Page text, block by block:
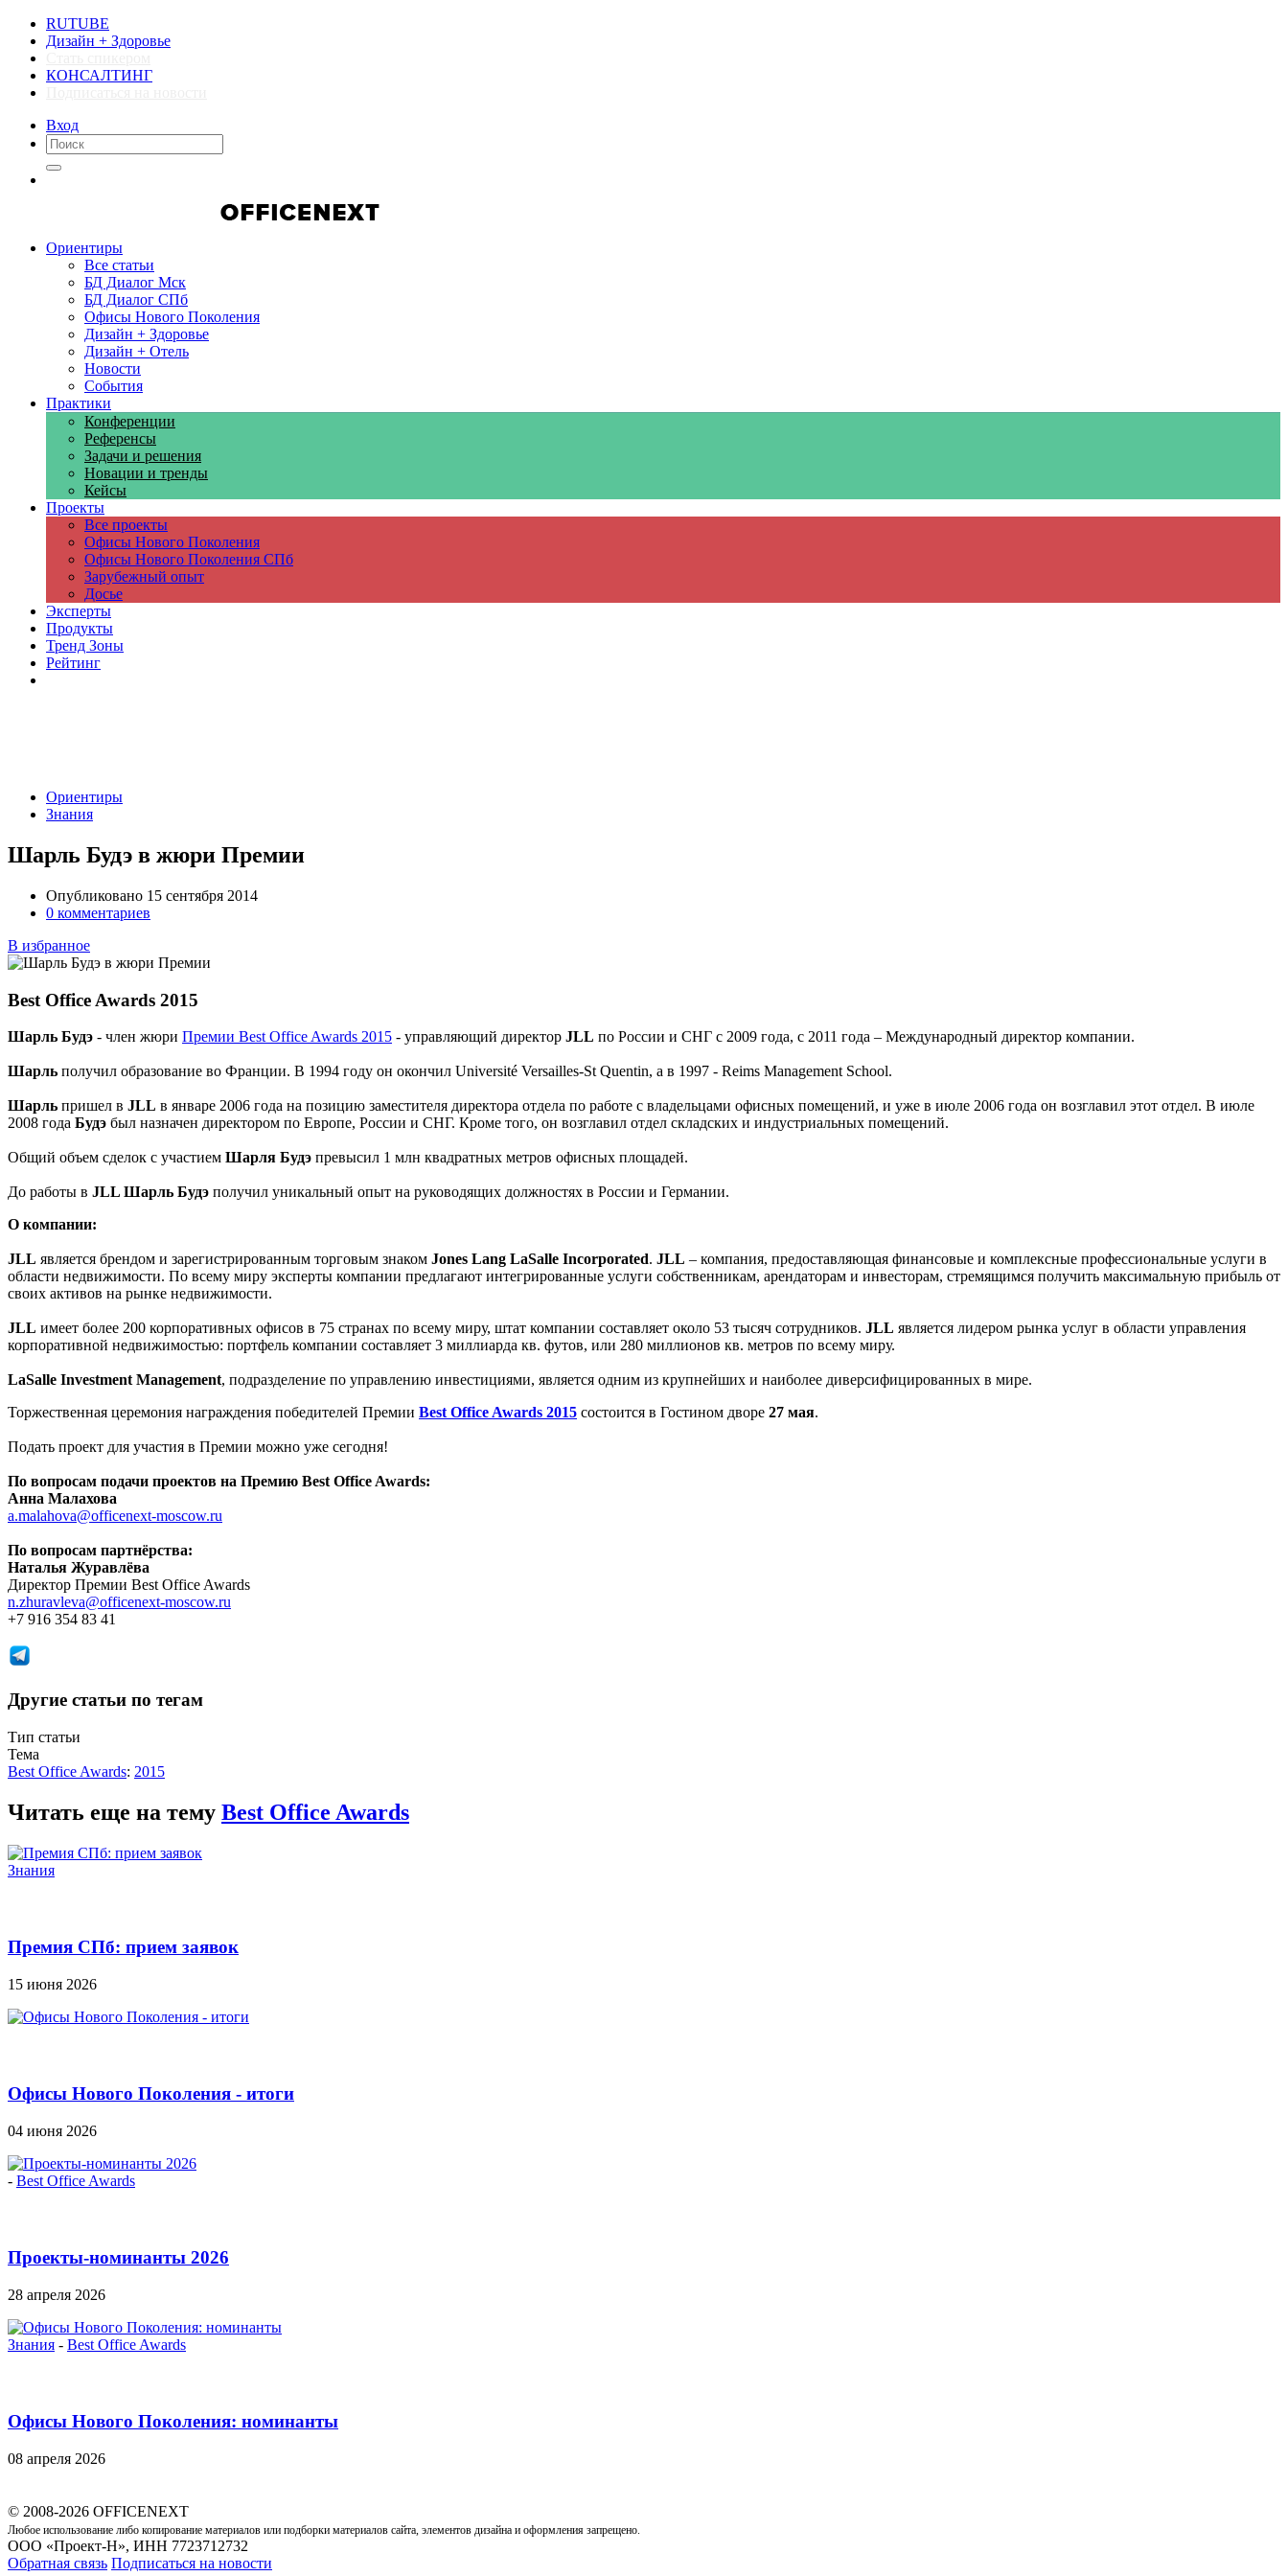
RUTUBE
Дизайн + Здоровье
КОНСАЛТИНГ
Вход
Ориентиры
Все статьи
БД Диалог Мск
БД Диалог СПб
Офисы Нового Поколения
Дизайн + Здоровье
Дизайн + Отель
Новости
События
Практики
Конференции
Референсы
Задачи и решения
Новации и тренды
Кейсы
Проекты
Все проекты
Офисы Нового Поколения
Офисы Нового Поколения СПб
Зарубежный опыт
Досье
Эксперты
Продукты
Тренд Зоны
Рейтинг
Ориентиры
Знания
Шарль Будэ в жюри Премии
Опубликовано 15 сентября 2014
0 комментариев
В избранное
Best Office Awards 2015
Шарль Будэ - член жюри Премии Best Office Awards 2015 - управляющий директор JLL по России и СНГ с 2009 года, с 2011 года – Международный директор компании.
Шарль получил образование во Франции. В 1994 году он окончил Université Versailles-St Quentin, а в 1997 - Reims Management School.
Шарль пришел в JLL в январе 2006 года на позицию заместителя директора отдела по работе с владельцами офисных помещений, и уже в июле 2006 года он возглавил этот отдел. В июле
2008 года Будэ был назначен директором по Европе, России и СНГ. Кроме того, он возглавил отдел складских и индустриальных помещений.
Общий объем сделок с участием Шарля Будэ превысил 1 млн квадратных метров офисных площадей.
До работы в JLL Шарль Будэ получил уникальный опыт на руководящих должностях в России и Германии.
О компании:
JLL является брендом и зарегистрированным торговым знаком Jones Lang LaSalle Incorporated. JLL – компания, предоставляющая финансовые и комплексные профессиональные услуги в
области недвижимости. По всему миру эксперты компании предлагают интегрированные услуги собственникам, арендаторам и инвесторам, стремящимся получить максимальную прибыль от
своих активов на рынке недвижимости.
JLL имеет более 200 корпоративных офисов в 75 странах по всему миру, штат компании составляет около 53 тысяч сотрудников. JLL является лидером рынка услуг в области управления
корпоративной недвижимостью: портфель компании составляет 3 миллиарда кв. футов, или 280 миллионов кв. метров по всему миру.
LaSalle Investment Management, подразделение по управлению инвестициями, является одним из крупнейших и наиболее диверсифицированных в мире.
Торжественная церемония награждения победителей Премии Best Office Awards 2015 состоится в Гостином дворе 27 мая.
Подать проект для участия в Премии можно уже сегодня!
По вопросам подачи проектов на Премию Best Office Awards:
Анна Малахова
a.malahova@officenext-moscow.ru
По вопросам партнёрства:
Наталья Журавлёва
Директор Премии Best Office Awards
n.zhuravleva@officenext-moscow.ru
+7 916 354 83 41
Другие статьи по тегам
Тип статьи
Тема
Best Office Awards: 2015
Читать еще на тему Best Office Awards
Знания
Премия СПб: прием заявок
15 июня 2026
Офисы Нового Поколения - итоги
04 июня 2026
- Best Office Awards
Проекты-номинанты 2026
28 апреля 2026
Знания - Best Office Awards
Офисы Нового Поколения: номинанты
08 апреля 2026
© 2008-2026 OFFICENEXT
Любое использование либо копирование материалов или подборки материалов сайта, элементов дизайна и оформления запрещено.
ООО «Проект-Н», ИНН 7723712732
Обратная связь Подписаться на новости